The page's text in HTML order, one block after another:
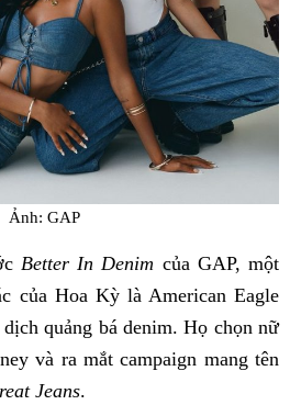
Ảnh: GAP
Better In Denim của GAP, một
của Hoa Kỳ là American Eagle
quảng bá denim. Họ chọn nữ
và ra mắt campaign mang tên
Jeans.